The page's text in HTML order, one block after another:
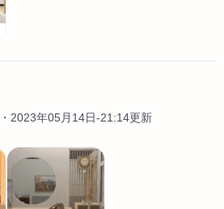
2023年05月14日-21:14更新